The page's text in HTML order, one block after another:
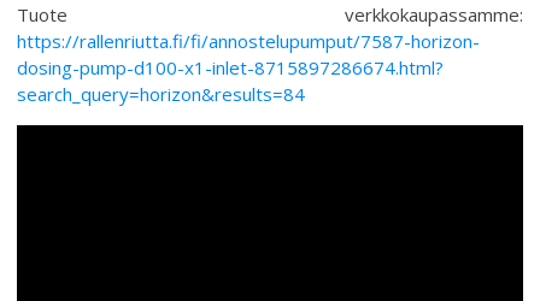
Tuote verkkokaupassamme:
https://rallenriutta.fi/fi/annostelupumput/7587-horizon-
dosing-pump-d100-x1-inlet-8715897286674.html?
search_query=horizon&results=84